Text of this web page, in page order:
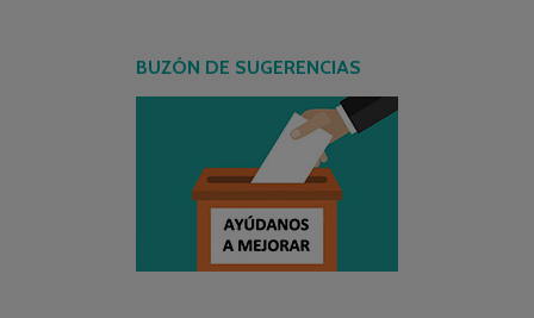
BUZÓN DE SUGERENCIAS